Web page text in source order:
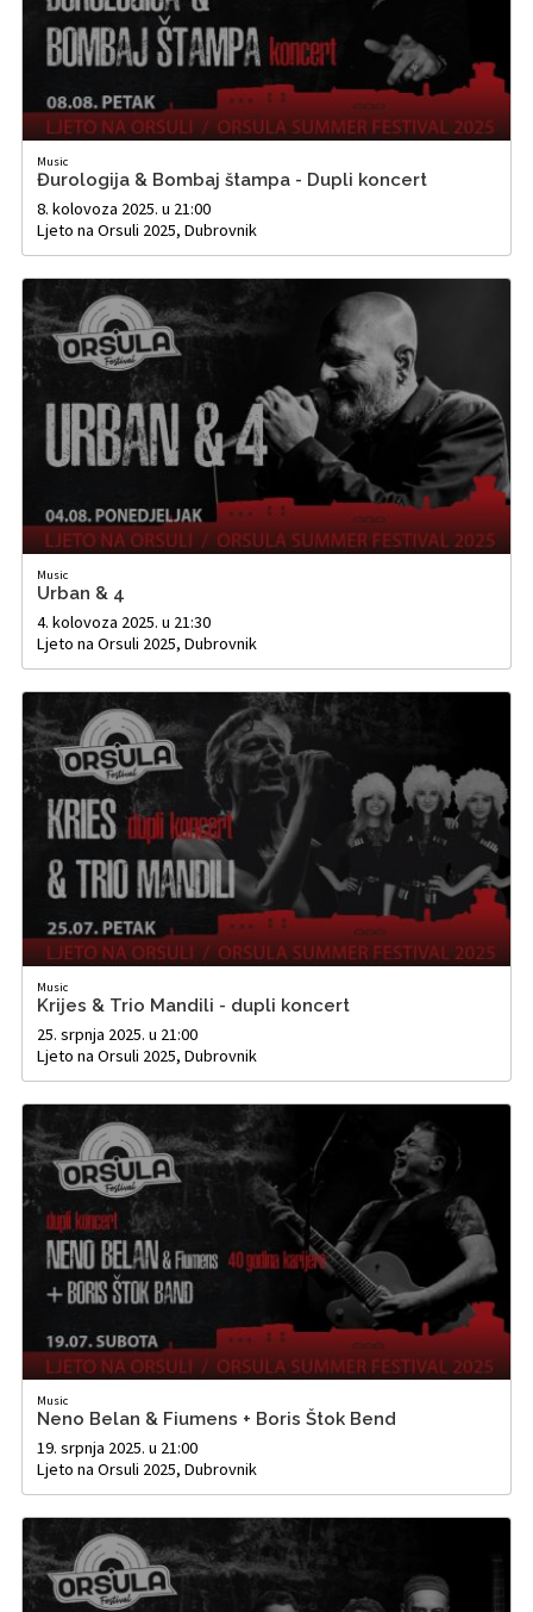
Music
Đurologija & Bombaj štampa - Dupli koncert
8. kolovoza 2025. u 21:00
Ljeto na Orsuli 2025, Dubrovnik
Music
Urban & 4
4. kolovoza 2025. u 21:30
Ljeto na Orsuli 2025, Dubrovnik
Music
Krijes & Trio Mandili - dupli koncert
25. srpnja 2025. u 21:00
Ljeto na Orsuli 2025, Dubrovnik
Music
Neno Belan & Fiumens + Boris Štok Bend
19. srpnja 2025. u 21:00
Ljeto na Orsuli 2025, Dubrovnik